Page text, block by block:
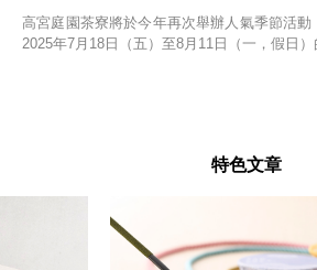
高宮庭園茶寮將於今年再次舉辦人氣季節活
2025年7月18日（五）至8月11日（一，假日）
特色文章